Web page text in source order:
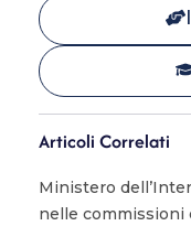
Articoli Correlati
Ministero
nelle commissioni